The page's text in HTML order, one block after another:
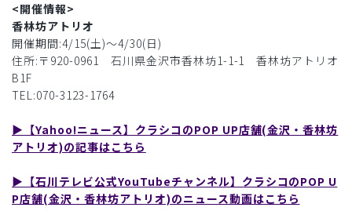
<開催情報>
香林坊アトリオ
開催期間:4/15(土)〜4/30(日)
住所:〒920-0961 石川県金沢市香林坊1-1-1 香林坊アトリオ
B1F
TEL:070-3123-1764
▶︎【Yahoo!ニュース】クラシコのPOP UP店舗(金沢・香林坊
アトリオ)の記事はこちら
▶︎【石川テレビ公式YouTubeチャンネル】クラシコのPOP U
P店舗(金沢・香林坊アトリオ)のニュース動画はこちら